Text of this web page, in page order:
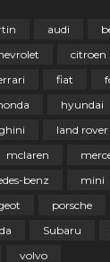
audi
citroen
fiat
hyundai
land rover
mclaren
benz mini
porsche
Subaru
volvo